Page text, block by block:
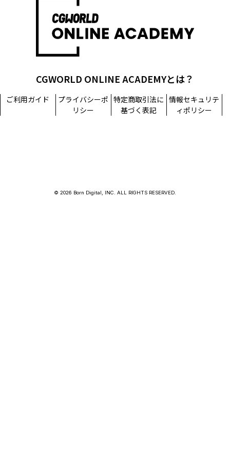
CGWORLD ONLINE ACADEMYとは？
ご利用ガイド
プライバシーポ
リシー
特定商取引法に
基づく表記
情報セキュリテ
ィポリシー
© 2026 Born Digital, INC. ALL RIGHTS RESERVED.